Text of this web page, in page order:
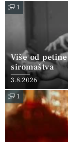
1
Više od
siromaštva
3.8.2026
1